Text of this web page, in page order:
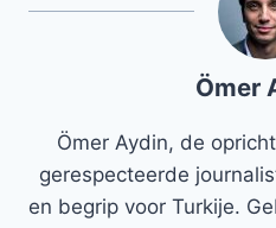
Ömer
Ömer Aydin, de
gerespecteerde
en begrip voor Turkije.